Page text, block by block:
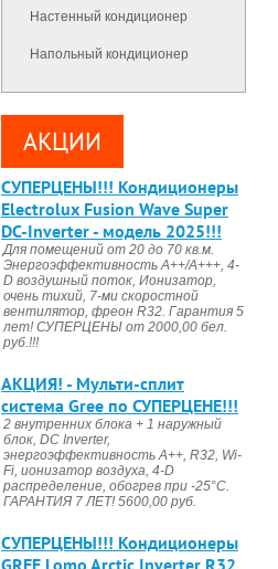
Настенный кондиционер
Напольный кондиционер
АКЦИИ
CУПЕРЦЕНЫ!!! Кондиционеры
Electrolux Fusion Wave Super
DC-Inverter - модель 2025!!!
Для помещений от 20 до 70 кв.м.
Энергоэффективность А++/А+++, 4-
D воздушный поток, Ионизатор,
очень тихий, 7-ми скоростной
вентилятор, фреон R32. Гарантия 5
лет! СУПЕРЦЕНЫ от 2000,00 бел.
руб.!!!
АКЦИЯ! - Мульти-сплит
система Gree по СУПЕРЦЕНЕ!!!
2 внутренних блока + 1 наружный
блок, DC Invertеr,
энергоэффективность А++, R32, Wi-
Fi, ионизатор воздуха, 4-D
распределение, обогрев при -25°С.
ГАРАНТИЯ 7 ЛЕТ! 5600,00 руб.
CУПЕРЦЕНЫ!!! Кондиционеры
GREE Lomo Arctic Inverter R32